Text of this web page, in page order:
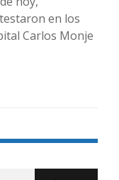
en los
Carlos Monje